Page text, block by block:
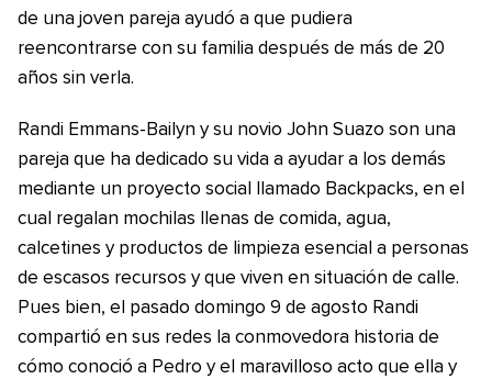
de una joven pareja ayudó a que pudiera
reencontrarse con su familia después de más de 20
años sin verla.
Randi Emmans-Bailyn y su novio John Suazo son una
pareja que ha dedicado su vida a ayudar a los demás
mediante un proyecto social llamado Backpacks, en el
cual regalan mochilas llenas de comida, agua,
calcetines y productos de limpieza esencial a personas
de escasos recursos y que viven en situación de calle.
Pues bien, el pasado domingo 9 de agosto Randi
compartió en sus redes la conmovedora historia de
cómo conoció a Pedro y el maravilloso acto que ella y